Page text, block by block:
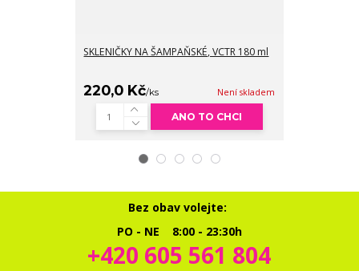
SKLENIČKY NA ŠAMPAŇSKÉ, VCTR 180 ml
220,0 Kč/ks Není skladem
ANO TO CHCI
Bez obav volejte:
PO - NE 8:00 - 23:30h
+420 605 561 804